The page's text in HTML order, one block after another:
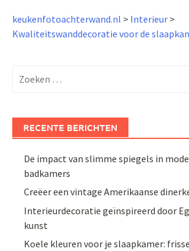
keukenfotoachterwand.nl > Interieur >
Kwaliteitswanddecoratie voor de
naar:
RECENTE BERICHTEN
De impact van slimme spiegels in
badkamers
Creëer een vintage Amerikaanse
Interieurdecoratie geïnspireerd door
kunst
Koele kleuren voor je slaapkamer: